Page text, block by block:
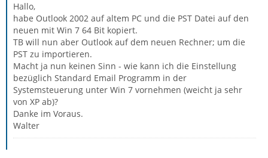
Hallo,
habe Outlook 2002 auf altem PC und die PST Datei auf den
neuen mit Win 7 64 Bit kopiert.
TB will nun aber Outlook auf dem neuen Rechner; um die
PST zu importieren.
Macht ja nun keinen Sinn - wie kann ich die Einstellung
bezüglich Standard Email Programm in der
Systemsteuerung unter Win 7 vornehmen (weicht ja sehr
von XP ab)?
Danke im Voraus.
Walter